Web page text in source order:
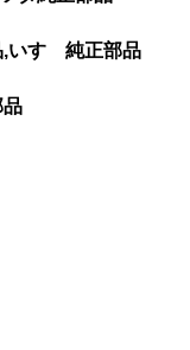
すゞ純正部品
品